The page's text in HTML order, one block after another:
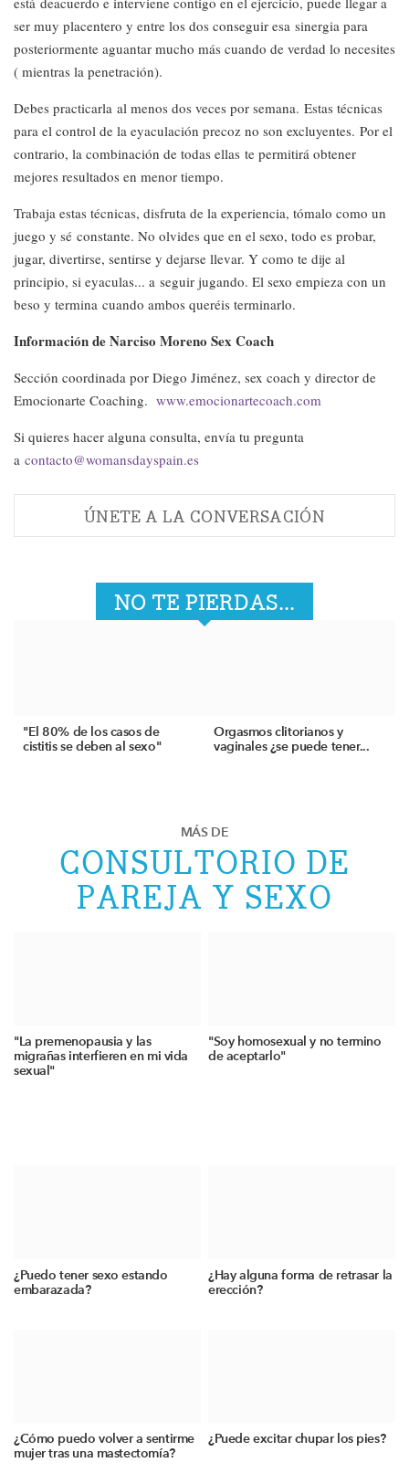
ser muy placentero y entre los dos conseguir esa sinergia para
posteriormente aguantar mucho más cuando de verdad lo necesites
( mientras la penetración).
Debes practicarla al menos dos veces por semana. Estas técnicas
para el control de la eyaculación precoz no son excluyentes. Por el
contrario, la combinación de todas ellas te permitirá obtener
mejores resultados en menor tiempo.
Trabaja estas técnicas, disfruta de la experiencia, tómalo como un
juego y sé constante. No olvides que en el sexo, todo es probar,
jugar, divertirse, sentirse y dejarse llevar. Y como te dije al
principio, si eyaculas... a seguir jugando. El sexo empieza con un
beso y termina cuando ambos queréis terminarlo.
Información de Narciso Moreno Sex Coach
Sección coordinada por Diego Jiménez, sex coach y director de
Emocionarte Coaching. www.emocionartecoach.com
Si quieres hacer alguna consulta, envía tu pregunta
a contacto@womansdayspain.es
ÚNETE A LA CONVERSACIÓN
NO TE PIERDAS...
"El 80% de los casos de
cistitis se deben al sexo"
Orgasmos clitorianos y
vaginales ¿se puede tener...
MÁS DE
CONSULTORIO DE
PAREJA Y SEXO
"La premenopausia y las
migrañas interfieren en mi vida
sexual"
"Soy homosexual y no termino
de aceptarlo"
¿Puedo tener sexo estando
embarazada?
¿Hay alguna forma de retrasar la
erección?
¿Cómo puedo volver a sentirme
mujer tras una mastectomía?
¿Puede excitar chupar los pies?